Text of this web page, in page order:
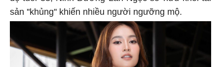
sản ''khủng'' khiến nhiều người ngưỡng mộ.